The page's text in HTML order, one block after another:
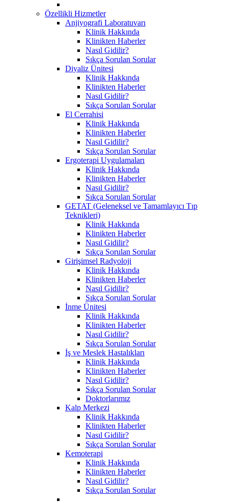
Özellikli Hizmetler
Anjiyografi Laboratuvarı
Klinik Hakkında
Klinikten Haberler
Nasıl Gidilir?
Sıkça Sorulan Sorular
Diyaliz Ünitesi
Klinik Hakkında
Klinikten Haberler
Nasıl Gidilir?
Sıkça Sorulan Sorular
El Cerrahisi
Klinik Hakkında
Klinikten Haberler
Nasıl Gidilir?
Sıkça Sorulan Sorular
Ergoterapi Uygulamaları
Klinik Hakkında
Klinikten Haberler
Nasıl Gidilir?
Sıkça Sorulan Sorular
GETAT (Geleneksel ve Tamamlayıcı Tıp
Teknikleri)
Klinik Hakkında
Klinikten Haberler
Nasıl Gidilir?
Sıkça Sorulan Sorular
Girişimsel Radyoloji
Klinik Hakkında
Klinikten Haberler
Nasıl Gidilir?
Sıkça Sorulan Sorular
İnme Ünitesi
Klinik Hakkında
Klinikten Haberler
Nasıl Gidilir?
Sıkça Sorulan Sorular
İş ve Meslek Hastalıkları
Klinik Hakkında
Klinikten Haberler
Nasıl Gidilir?
Sıkça Sorulan Sorular
Doktorlarımız
Kalp Merkezi
Klinik Hakkında
Klinikten Haberler
Nasıl Gidilir?
Sıkça Sorulan Sorular
Kemoterapi
Klinik Hakkında
Klinikten Haberler
Nasıl Gidilir?
Sıkça Sorulan Sorular